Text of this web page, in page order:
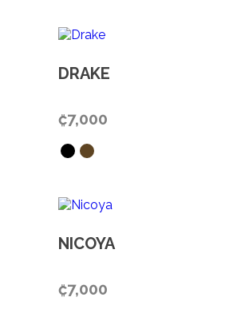
DRAKE
₡7,000
NICOYA
₡7,000